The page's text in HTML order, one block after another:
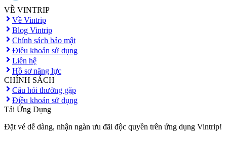
VỀ VINTRIP
Về Vintrip
Blog Vintrip
Chính sách bảo mật
Điều khoản sử dụng
Liên hệ
Hồ sơ năng lực
CHÍNH SÁCH
Câu hỏi thường gặp
Điều khoản sử dụng
Tải Ứng Dụng
Đặt vé dễ dàng, nhận ngàn ưu đãi độc quyền trên ứng dụng Vintrip!